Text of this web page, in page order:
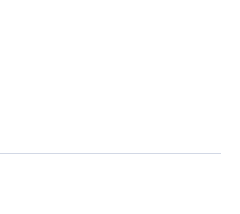
きるだけお早めにご